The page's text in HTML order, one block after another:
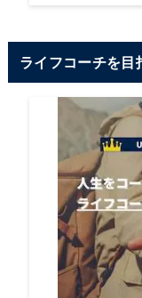
ライフコーチを目